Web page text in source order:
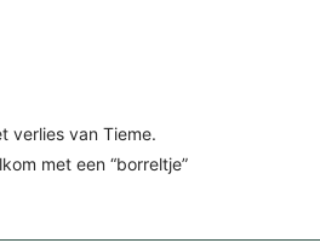
verlies van Tieme.
met een “borreltje”